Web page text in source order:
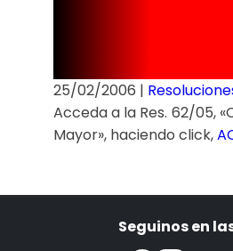
25/02/2006 |
Acceda a la Res. 62/05,
Mayor», haciendo click,
Seguinos en